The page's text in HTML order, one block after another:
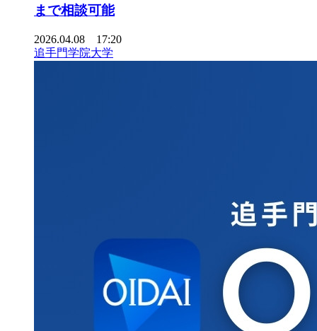
まで相談可能
2026.04.08 17:20
追手門学院大学